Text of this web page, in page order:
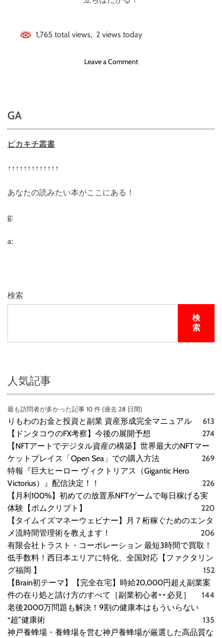
1,765 total views, 2 views today
Leave a Commento
ン
GA
ピカキチ叢書
↑↑↑↑↑↑↑↑↑↑↑↑↑
あなたの読みたい本がここにある！
g:
a:
検索
検
索
人気記事
最も訪問者が多かった記事 10 件 (過去 28 日間)
りもわのお金と投資と副業 資産形成完全マニュアル
613
【ドンタコウのFX考察】今後の展開予想
274
【NFTアートでデジタル資産の構築】世界最大のNFTマー
ケットプレイス「Open Sea」での購入方法
269
特報『巨大ヒーロー ヴィクトリアス（Gigantic Hero
Victorius）』配信決定！！
226
【月利100%】初めての放置系NFTゲームで毎日稼げる実
体験【ボムクリプト】
220
【タイムイズマネーウェビナー】月７桁稼ぐためのエンタ
メ流時間管理術を教えます！
206
有限会社トラスト・コーポレーション 最短3時間で買取！
低手数料！西日本エリアに特化、全国対応【ファクタリン
グ福岡 】
152
【Brain初テーマ】【完全在宅】時給20,000円超え副業案
件の在り処と請け方のすべて［副業初心者
必見］
144
老後2000万問題も解決！9割の健康本はもういらない
“超”健康術
135
神戸養蜂場・養蜂場を営む神戸養蜂場が厳選した高品質な